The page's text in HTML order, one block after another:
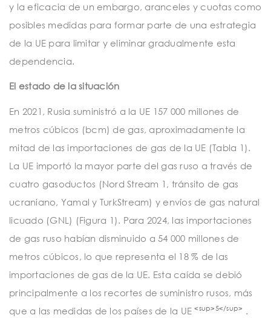
y la eficacia de un embargo, aranceles y cuotas como
posibles medidas para formar parte de una estrategia
de la UE para limitar y eliminar gradualmente esta
dependencia.
El estado de la situación
En 2021, Rusia suministró a la UE 157 000 millones de
metros cúbicos (bcm) de gas, aproximadamente la
mitad de las importaciones de gas de la UE (Tabla 1).
La UE importó la mayor parte del gas ruso a través de
cuatro gasoductos (Nord Stream 1, tránsito de gas
ucraniano, Yamal y TurkStream) y envíos de gas natural
licuado (GNL) (Figura 1). Para 2024, las importaciones
de gas ruso habían disminuido a 54 000 millones de
metros cúbicos, lo que representa el 18 % de las
importaciones de gas de la UE. Esta caída se debió
principalmente a los recortes de suministro rusos, más
que a las medidas de los países de la UE<sup>5</sup> .